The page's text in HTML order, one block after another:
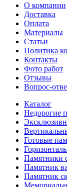
О компании
Доставка
Оплата
Материалы
Статьи
Политика
Контакты
Фото работ
Отзывы
Вопрос-
Каталог
Недорогие
Готовые
Памятники
Памятник
Памятник